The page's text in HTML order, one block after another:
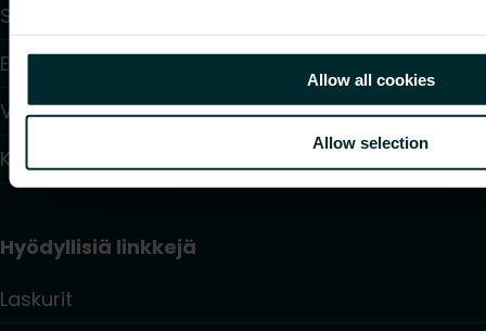
Allow all cookies
Allow selection
Sähkölämmitys
Elektroniset säätö- ja ohjauslaitteet
Virtauksen säätimet ja venttiilit
Käyttövesijärjestelmä
Hyödyllisiä linkkejä
Laskurit